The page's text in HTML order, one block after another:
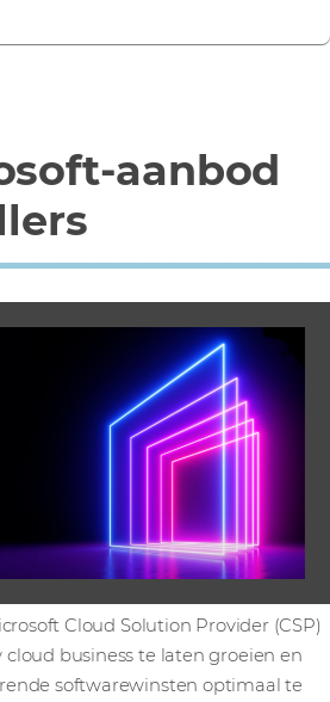
aanbod
Cloud Solution Provider (CSP)
business te laten groeien en
softwarewinsten optimaal te